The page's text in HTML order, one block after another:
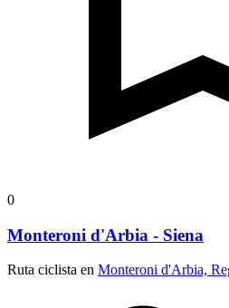
0
Monteroni d'Arbia - Siena
Ruta ciclista en Monteroni d'Arbia,